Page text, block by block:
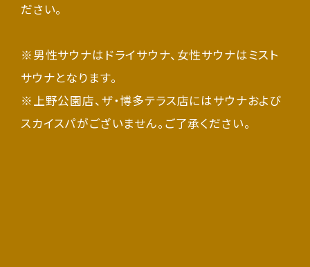
ださい。
※男性サウナはドライサウナ、女性サウナはミスト
サウナとなります。
※上野公園店、ザ・博多テラス店にはサウナおよび
スカイスパがございません。ご了承ください。